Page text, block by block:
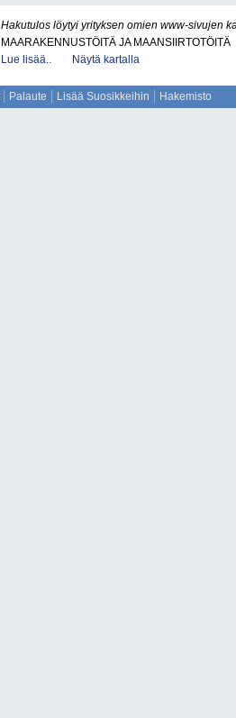
Hakutulos löytyi yrityksen omien www-sivujen
MAARAKENNUSTÖITÄ JA MAANSIIRTOTÖITÄ
Lue lisää..
Näytä kartalla
Palaute Lisää Suosikkeihin Hakemisto